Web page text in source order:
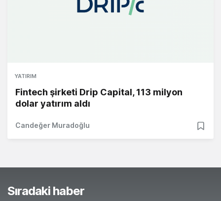
YATIRIM
Fintech şirketi Drip Capital, 113 milyon
dolar yatırım aldı
Candeğer Muradoğlu
Sıradaki haber